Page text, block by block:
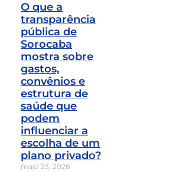
O que a
transparência
pública de
Sorocaba
mostra sobre
gastos,
convênios e
estrutura de
saúde que
podem
influenciar a
escolha de um
plano privado?
maio 23, 2026